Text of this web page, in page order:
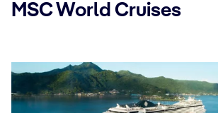
MSC World Cruises